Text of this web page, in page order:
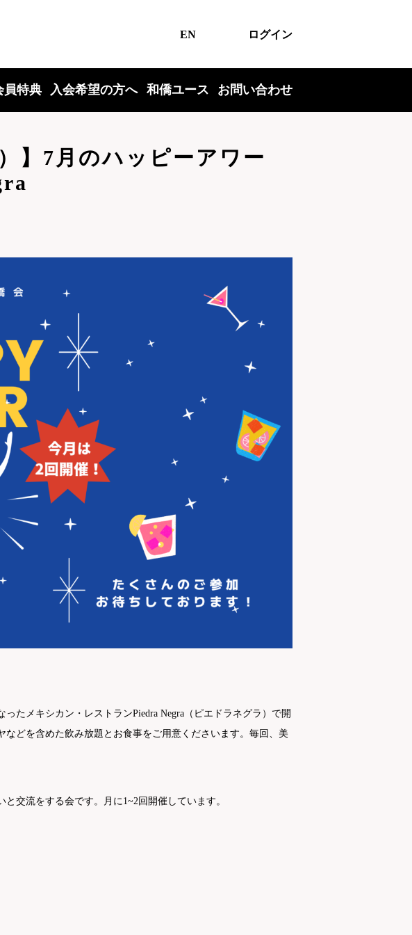
EN ログイン
員特典 入会希望の方へ 和僑ユース お問い合わせ
】7月のハッピーアワー
たメキシカン・レストランPiedra Negra（ピエドラネグラ）で開
どを含めた飲み放題とお食事をご用意くださいます。毎回、美
交流をする会です。月に1~2回開催しています。